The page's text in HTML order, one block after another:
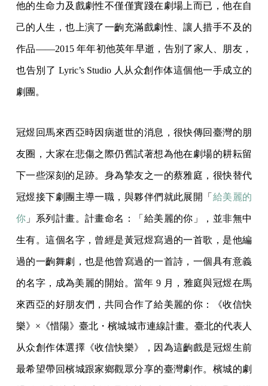
他的生命力及戲劇性不僅僅實踐在劇場上而已，他在自
己的人生，也上演了一齣充滿戲劇性、讓人措手不及的
作品——2015 年年初他英年早逝，告別了家人、朋友，
也告別了 Lyric’s Studio 人从众創作体這個他一手成立的
劇團。
冠煜回馬來西亞時因病逝世的消息，很快傳回臺灣的朋
友圈，大家在悲傷之際仍舊試著想為他在劇場的耕耘留
下一些深刻的足跡。身為摯友之一的蔡雅庭，很快替代
冠煜接下劇團主導一職，與夥伴們就此展開「 給美麗的
你 」系列計畫。計畫命名：「給美麗的你」，並非無中
生有。這個名字，曾經是黃冠煜寫過的一首歌，是他編
過的一齣舞劇，也是他曾寫過的一首詩，一個具有意義
的名字，成為美麗的開始。當年 9 月，雅庭與冠煜在馬
來西亞的好朋友們，共同合作了給美麗的你：《收信快
樂》×《惜陽》臺北・檳城城市連線計畫。臺北的代表人
从众創作体選擇《收信快樂》，因為這齣戲是冠煜生前
最希望帶回檳城跟家鄉觀眾分享的臺灣劇作。檳城的劇